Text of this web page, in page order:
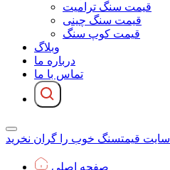
قیمت سنگ ترامیت
قیمت سنگ چینی
قیمت کوپ سنگ
وبلاگ
درباره ما
تماس با ما
سایت قیمت
صفحه اصلی